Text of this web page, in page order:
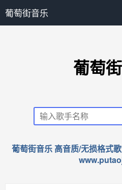
葡萄街音乐
葡萄
葡萄街音乐 高音质/无损格式